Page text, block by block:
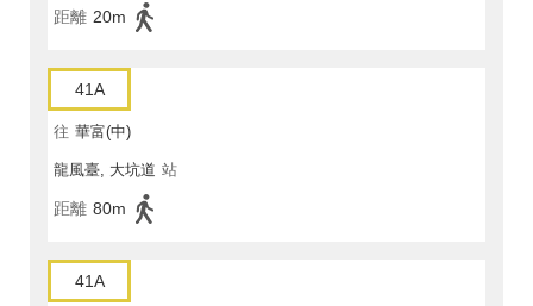
距離 20m
41A
往 華富(中)
龍風臺, 大坑道 站
距離 80m
41A